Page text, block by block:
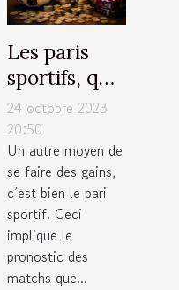
Les paris
sportifs, que
faut-il
savoir ?
24 octobre 2023
20:50
Un autre moyen de
se faire des gains,
c’est bien le pari
sportif. Ceci
implique le
pronostic des
matchs que...